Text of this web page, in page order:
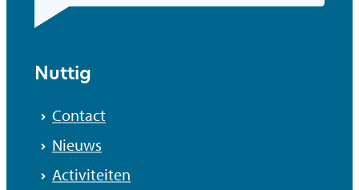
Nuttig
Contact
Nieuws
Activiteiten